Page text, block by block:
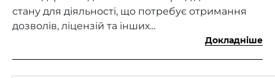
стану для діяльності, що потребує отримання
дозволів, ліцензій та інших...
Докладніше